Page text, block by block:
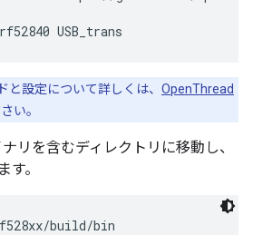
と設定について詳しくは、 OpenThread
い。
リを含むディレクトリに移動し、
す。
build/bin